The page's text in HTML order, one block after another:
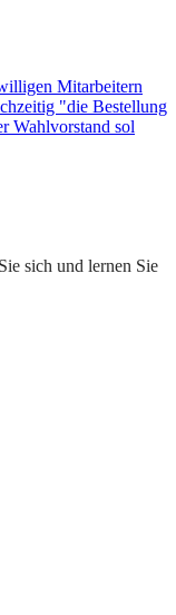
Mitarbeitern
"die Bestellung
Wahlvorstand sol
sich und lernen Sie